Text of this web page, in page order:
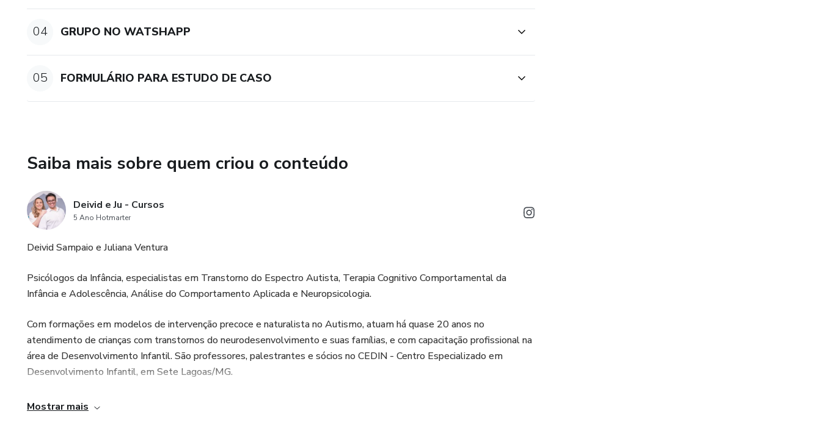
caso novo chegar.
04 GRUPO NO WATSHAPP
05 FORMULÁRIO PARA ESTUDO DE CASO
Saiba mais sobre quem criou o conteúdo
Deivid e Ju - Cursos
5 Ano Hotmarter
Deivid Sampaio e Juliana Ventura
Psicólogos da Infância, especialistas em Transtorno do Espectro Autista, Terapia Cognitivo Comportamental da
Infância e Adolescência, Análise do Comportamento Aplicada e Neuropsicologia.
Com formações em modelos de intervenção precoce e naturalista no Autismo, atuam há quase 20 anos no
atendimento de crianças com transtornos do neurodesenvolvimento e suas famílias, e com capacitação profissional na
área de Desenvolvimento Infantil. São professores, palestrantes e sócios no CEDIN - Centro Especializado em
Desenvolvimento Infantil, em Sete Lagoas/MG.
Mostrar mais